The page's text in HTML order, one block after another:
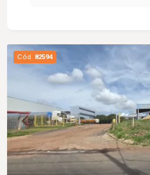
bem aproveitável e pronto
Cód. 82594